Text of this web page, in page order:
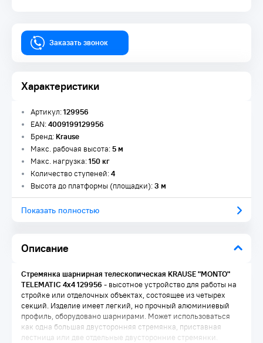
Заказать звонок
Характеристики
Описание
Артикул:129956
EAN:4009199129956
Бренд:Krause
Макс. рабочая высота:5 м
Макс. нагрузка:150 кг
Количество ступеней:4
Высота до платформы (площадки):3 м
Показать полностью
Стремянка шарнирная телескопическая KRAUSE "MONTO"
TELEMATIC 4х4 129956 - высотное устройство для работы на
стройке или отделочных объектах, состоящее из четырех
секций. Изделие имеет легкий, но прочный алюминиевый
профиль, оборудовано шарнирами. Может использоваться
как одна большая двусторонняя стремянка, приставная
лестница или две отдельные двусторонние стремянки.